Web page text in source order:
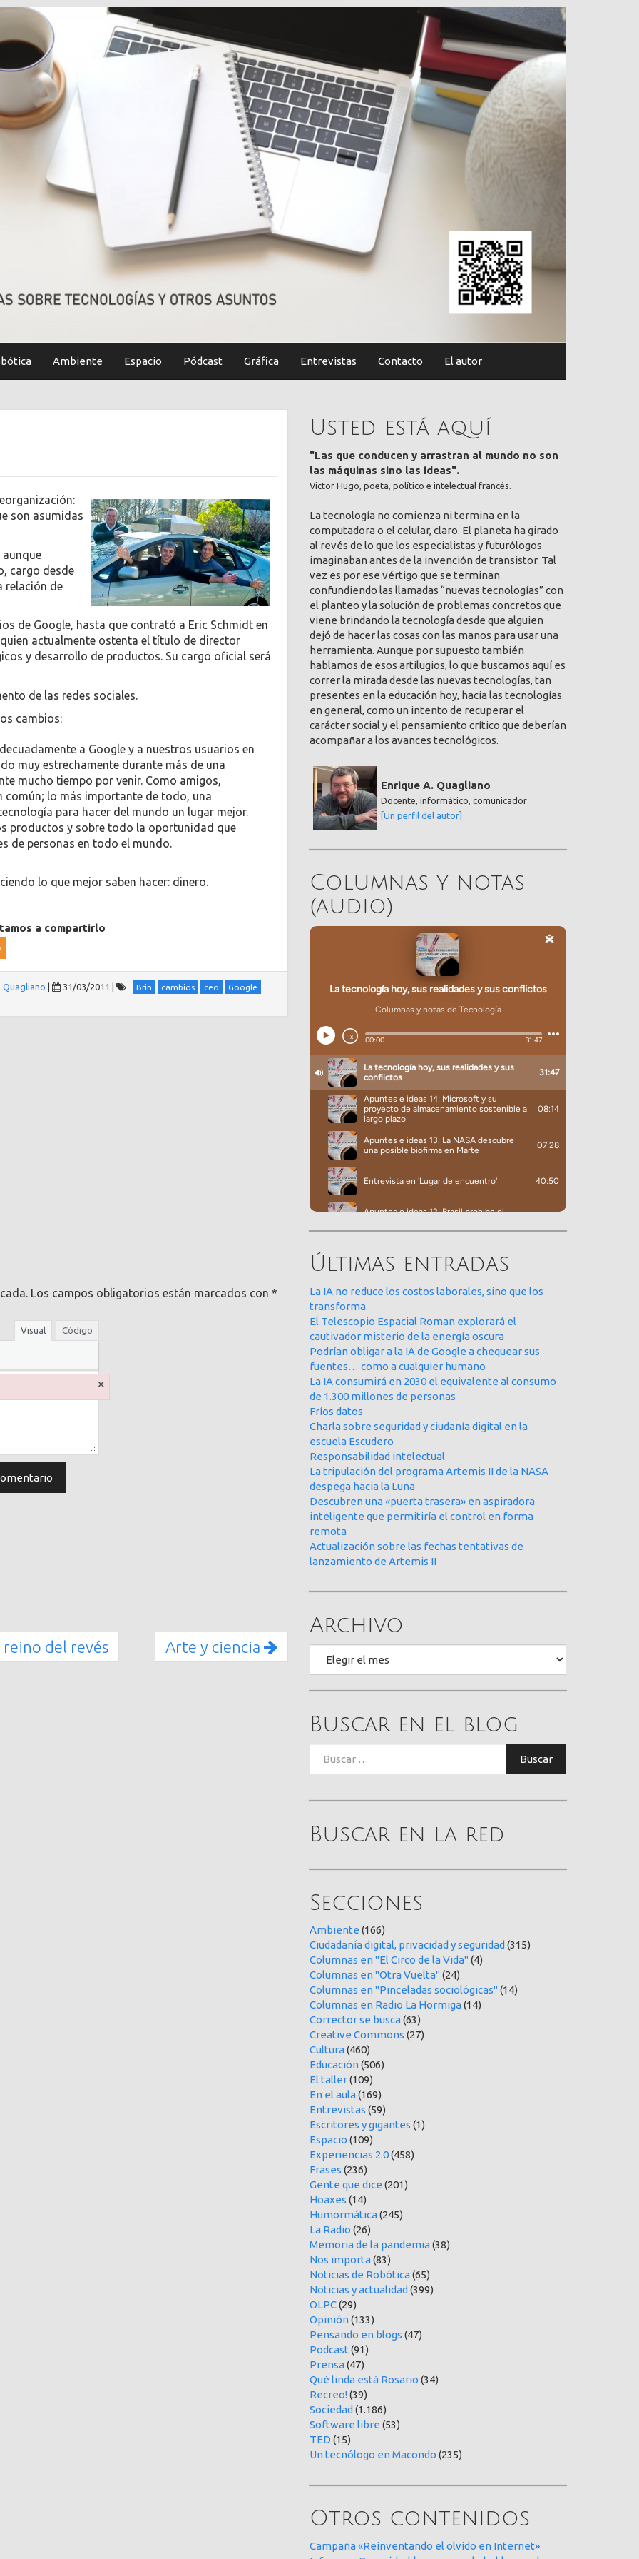
Ambiente Espacio Pódcast Gráfica Entrevistas Contacto El autor
son asumidas
aunque
cargo desde
relación de
de Google, hasta que contrató a Eric Schmidt en
actualmente ostenta el título de director
y desarrollo de productos. Su cargo oficial será
de las redes sociales.
cambios:
a Google y a nuestros usuarios en
muy estrechamente durante más de una
mucho tiempo por venir. Como amigos,
común; lo más importante de todo, una
para hacer del mundo un lugar mejor.
productos y sobre todo la oportunidad que
de personas en todo el mundo.
lo que mejor saben hacer: dinero.
a compartirlo
Quagliano | 31/03/2011 | Brin cambios ceo
Google
Los campos obligatorios están marcados con *
Visual Código
Arte y ciencia
reino del revés
Usted está aquí
"Las que conducen y arrastran al mundo no son
las máquinas sino las ideas".
Victor Hugo, poeta, político e intelectual francés.
La tecnología no comienza ni termina en la
computadora o el celular, claro. El planeta ha girado
al revés de lo que los especialistas y futurólogos
imaginaban antes de la invención de transistor. Tal
vez es por ese vértigo que se terminan
confundiendo las llamadas “nuevas tecnologías” con
el planteo y la solución de problemas concretos que
viene brindando la tecnología desde que alguien
dejó de hacer las cosas con las manos para usar una
herramienta. Aunque por supuesto también
hablamos de esos artilugios, lo que buscamos aquí es
correr la mirada desde las nuevas tecnologías, tan
presentes en la educación hoy, hacia las tecnologías
en general, como un intento de recuperar el
carácter social y el pensamiento crítico que deberían
acompañar a los avances tecnológicos.
Enrique A. Quagliano
Docente, informático, comunicador
[Un perfil del autor]
Columnas y notas
(audio)
Últimas entradas
La IA no reduce los costos laborales, sino que los
transforma
El Telescopio Espacial Roman explorará el
cautivador misterio de la energía oscura
Podrían obligar a la IA de Google a chequear sus
fuentes… como a cualquier humano
La IA consumirá en 2030 el equivalente al consumo
de 1.300 millones de personas
Fríos datos
Charla sobre seguridad y ciudanía digital en la
escuela Escudero
Responsabilidad intelectual
La tripulación del programa Artemis II de la NASA
despega hacia la Luna
Descubren una «puerta trasera» en aspiradora
inteligente que permitiría el control en forma
remota
Actualización sobre las fechas tentativas de
lanzamiento de Artemis II
Archivo
Buscar en el blog
Buscar
Buscar en la red
Secciones
Ambiente (166)
Ciudadanía digital, privacidad y seguridad (315)
Columnas en "El Circo de la Vida"(4)
Columnas en "Otra Vuelta"(24)
Columnas en "Pinceladas sociológicas"(14)
Columnas en Radio La Hormiga(14)
Corrector se busca(63)
Creative Commons (27)
Cultura(460)
Educación(506)
El taller(109)
En el aula(169)
Entrevistas (59)
Escritores y gigantes (1)
Espacio (109)
Experiencias 2.0(458)
Frases (236)
Gente que dice (201)
Hoaxes (14)
Humormática(245)
La Radio (26)
Memoria de la pandemia(38)
Nos importa(83)
Noticias de Robótica(65)
Noticias y actualidad (399)
OLPC(29)
Opinión(133)
Pensando en blogs (47)
Podcast (91)
Prensa(47)
Qué linda está Rosario (34)
Recreo!(39)
Sociedad (1.186)
Software libre (53)
TED (15)
Un tecnólogo en Macondo (235)
Otros contenidos
Campaña «Reinventando el olvido en Internet»
×